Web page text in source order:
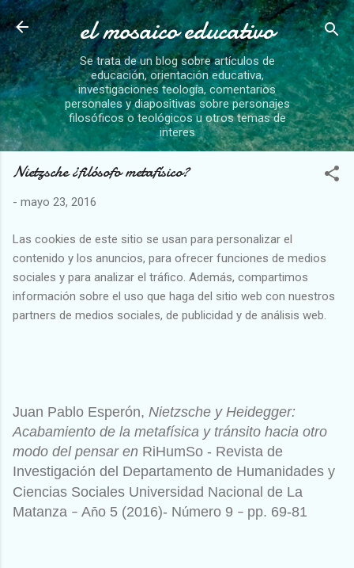
Ir al contenido principal
el mosaico educativo
Se trata de un blog sobre artículos de
educación, orientación educativa,
investigaciones teología, comentarios
personales y diapositivas sobre personajes
filosóficos o teológicos u otros temas de
interes
Nietzsche ¿filósofo metafísico?
- mayo 23, 2016
Las cookies de este sitio se usan para personalizar el
contenido y los anuncios, para ofrecer funciones de medios
sociales y para analizar el tráfico. Además, compartimos
información sobre el uso que haga del sitio web con nuestros
partners de medios sociales, de publicidad y de análisis web.
Juan Pablo Esperón, Nietzsche y Heidegger:
Acabamiento de la metafísica y tránsito hacia otro
modo del pensar en RiHumSo - Revista de
Investigación del Departamento de Humanidades y
Ciencias Sociales Universidad Nacional de La
Matanza – Año 5 (2016)- Número 9 – pp. 69-81